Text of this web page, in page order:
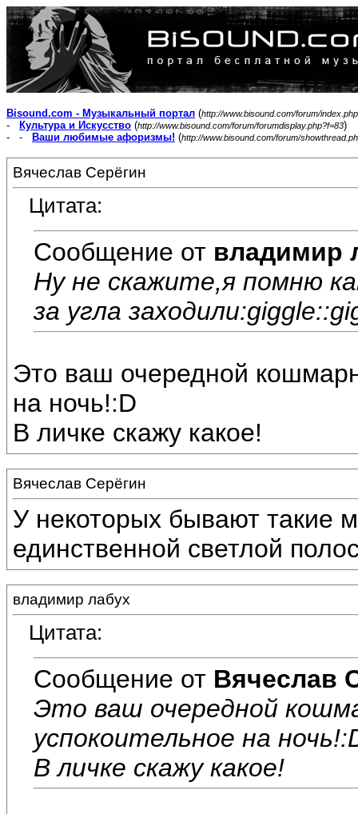
Bisound.com - Музыкальный портал (http://www.bisound.com/forum/index.php
- Культура и Искусство (http://www.bisound.com/forum/forumdisplay.php?f=83)
- -
Ваши любимые афоризмы! (http://www.bisound.com/forum/
Вячеслав Серёгин
Цитата:
Сообщение от владимир
Ну не скажите,я помню
за угла
Это ваш очередной
на ночь!:D
В личке скажу какое!
Вячеслав Серёгин
У некоторых бывают такие
единственной светлой
владимир лабух
Цитата:
Сообщение от Вячеслав
Это ваш очередной
успокоительное на
В личке скажу какое!